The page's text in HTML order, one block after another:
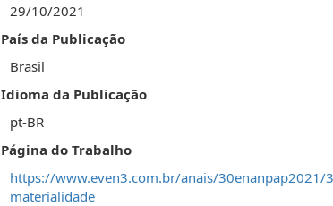
29/10/2021
País da Publicação
Brasil
Idioma da Publicação
pt-BR
Página do Trabalho
https://www.even3.com.br/anais/30enanpap2021/
materialidade